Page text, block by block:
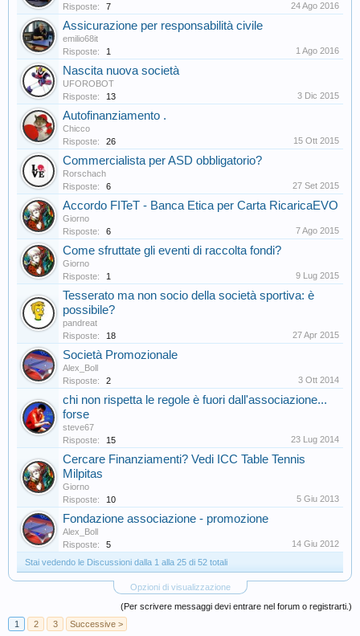
Risposte:
7 24 Ago 2016
Assicurazione per responsabilità civile
emilio68it
Risposte:
1 1 Ago 2016
Nascita nuova società
UFOROBOT
Risposte:
13 3 Dic 2015
Autofinanziamento .
Chicco
Risposte:
26 15 Ott 2015
Commercialista per ASD obbligatorio?
Rorschach
Risposte:
6 27 Set 2015
Accordo FITeT - Banca Etica per Carta RicaricaEVO
Giorno
Risposte:
6 7 Ago 2015
Come sfruttate gli eventi di raccolta fondi?
Giorno
Risposte:
1 9 Lug 2015
Tesserato ma non socio della società sportiva: è
possibile?
pandreat
Risposte:
18 27 Apr 2015
Società Promozionale
Alex_Boll
Risposte:
2 3 Ott 2014
chi non rispetta le regole è fuori dall'associazione...
forse
steve67
Risposte:
15 23 Lug 2014
Cercare Finanziamenti? Vedi ICC Table Tennis
Milpitas
Giorno
Risposte:
10 5 Giu 2013
Fondazione associazione - promozione
Alex_Boll
Risposte:
5
14 Giu 2012
Stai vedendo le Discussioni dalla 1 alla 25 di 52 totali
Opzioni di visualizzazione
(Per scrivere messaggi devi entrare nel forum o registrarti.)
1
2 3 Successive >